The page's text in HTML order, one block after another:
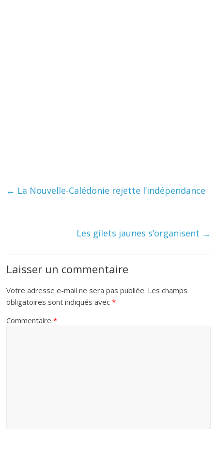
← La Nouvelle-Calédonie rejette l’indépendance
Les gilets jaunes s’organisent →
Laisser un commentaire
Votre adresse e-mail ne sera pas publiée. Les champs
obligatoires sont indiqués avec*
Commentaire*